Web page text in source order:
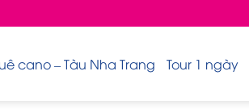
cano – Tàu Nha Trang Tour 1 ngày